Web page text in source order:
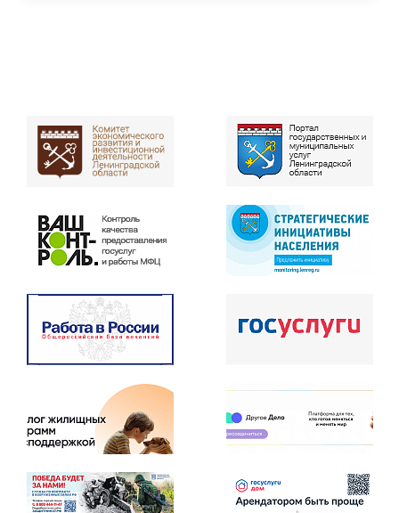
для бизнеса» подготовило план мероприятий на
2025 год.